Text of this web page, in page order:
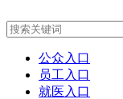
公众入口
员工入口
就医入口